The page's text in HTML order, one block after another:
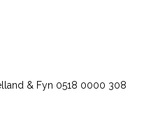
& Fyn 0518 0000 308